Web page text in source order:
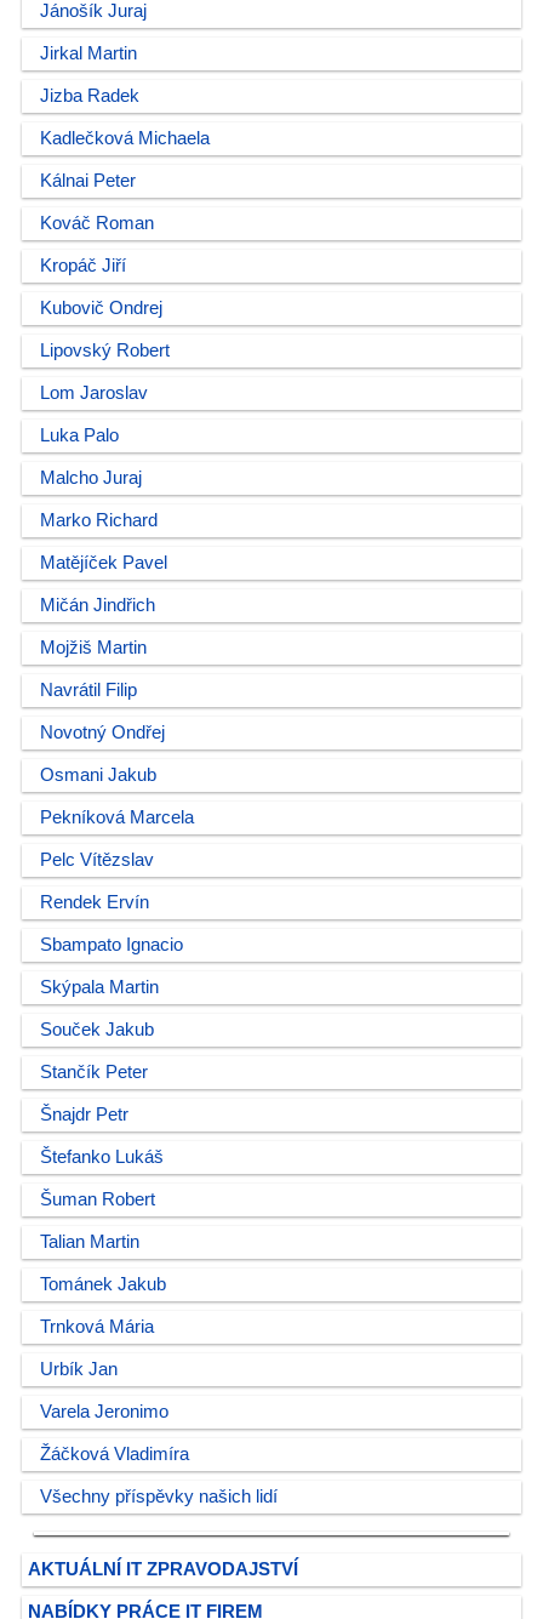
Jánošík Juraj
Jirkal Martin
Jizba Radek
Kadlečková Michaela
Kálnai Peter
Kováč Roman
Kropáč Jiří
Kubovič Ondrej
Lipovský Robert
Lom Jaroslav
Luka Palo
Malcho Juraj
Marko Richard
Matějíček Pavel
Mičán Jindřich
Mojžiš Martin
Navrátil Filip
Novotný Ondřej
Osmani Jakub
Pekníková Marcela
Pelc Vítězslav
Rendek Ervín
Sbampato Ignacio
Skýpala Martin
Souček Jakub
Stančík Peter
Šnajdr Petr
Štefanko Lukáš
Šuman Robert
Talian Martin
Tománek Jakub
Trnková Mária
Urbík Jan
Varela Jeronimo
Žáčková Vladimíra
Všechny příspěvky našich lidí
AKTUÁLNÍ IT ZPRAVODAJSTVÍ
NABÍDKY PRÁCE IT FIREM